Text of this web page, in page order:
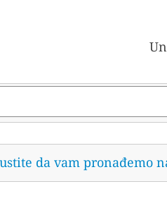
da vam pronađemo